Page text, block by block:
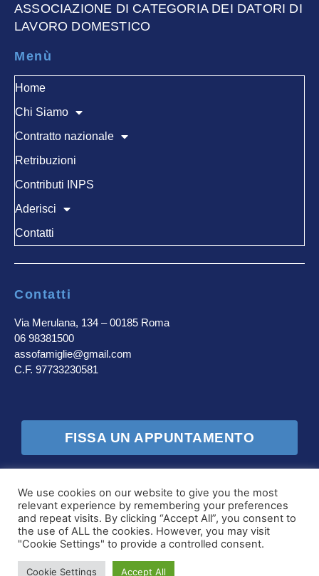
ASSOCIAZIONE DI CATEGORIA DEI DATORI DI
LAVORO DOMESTICO
Menù
Home
Chi Siamo
Contratto nazionale
Retribuzioni
Contributi INPS
Aderisci
Contatti
Contatti
Via Merulana, 134 – 00185 Roma
06 98381500
assofamiglie@gmail.com
C.F. 97733230581
FISSA UN APPUNTAMENTO
Privacy Policy
We use cookies on our website to give you the most
relevant experience by remembering your preferences
and repeat visits. By clicking “Accept All”, you consent to
the use of ALL the cookies. However, you may visit
"Cookie Settings" to provide a controlled consent.
Cookie Settings Accept All